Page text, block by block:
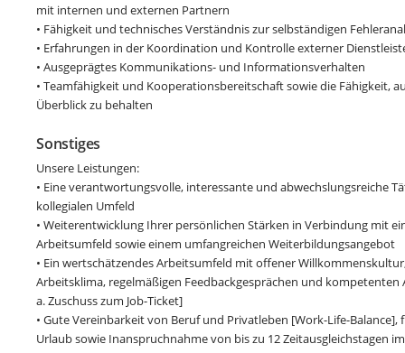
mit internen und externen Partnern
• Fähigkeit und technisches Verständnis zur selbständigen
• Erfahrungen in der Koordination und Kontrolle externer
• Ausgeprägtes Kommunikations- und Informationsverhalten
• Teamfähigkeit und Kooperationsbereitschaft sowie die Fähigkeit,
Überblick zu behalten
Sonstiges
Unsere Leistungen:
• Eine verantwortungsvolle, interessante und abwechslungsreiche
kollegialen Umfeld
• Weiterentwicklung Ihrer persönlichen Stärken in Verbindung mit
Arbeitsumfeld sowie einem umfangreichen Weiterbildungsangebot
• Ein wertschätzendes Arbeitsumfeld mit offener
Arbeitsklima, regelmäßigen Feedbackgesprächen und
a. Zuschuss zum Job-Ticket]
• Gute Vereinbarkeit von Beruf und Privatleben [Work-Life-
Urlaub sowie Inanspruchnahme von bis zu 12 Zeitausgleichstagen